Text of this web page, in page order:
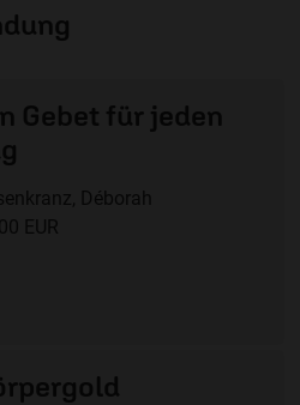
Gebet für jeden
Déborah
EUR